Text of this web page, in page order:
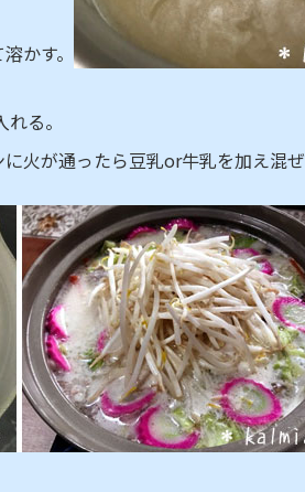
かす。
る。
火が通ったら豆乳or牛乳を加え混ぜ